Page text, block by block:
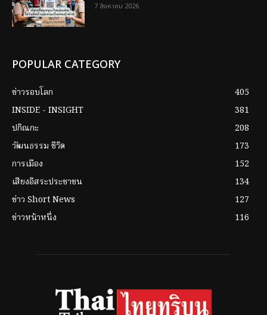
7 สิงหาคม 2026
POPULAR CATEGORY
ข่าวรอบโลก
405
INSIDE - INSIGHT
381
ปกิณกะ
208
วัฒนธรรม ชีวิต
173
การเมือง
152
เสียงอิสระประชาชน
134
ข่าว Short News
127
ข่าวหน้าหนึ่ง
116